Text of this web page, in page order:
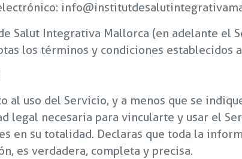
Salut Integrativa Mallorca (en adelante el
los términos y condiciones establecidos
al uso del Servicio, y a menos que se
legal necesaria para vincularte y usar el
en su totalidad. Declaras que toda la
es verdadera, completa y precisa.